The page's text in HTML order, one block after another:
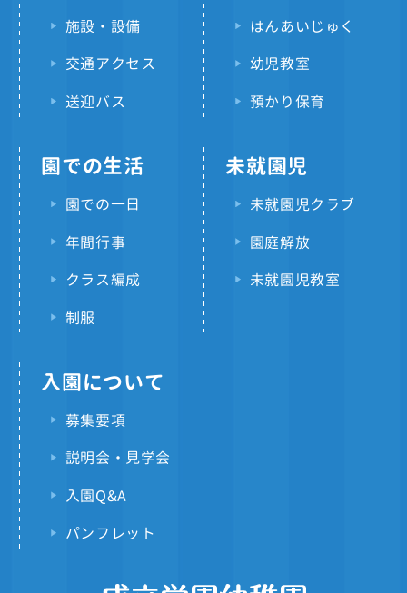
施設・設備
交通アクセス
送迎バス
はんあいじゅく
幼児教室
預かり保育
園での生活
園での一日
年間行事
クラス編成
制服
未就園児
未就園児クラブ
園庭解放
未就園児教室
入園について
募集要項
説明会・見学会
入園Q&A
パンフレット